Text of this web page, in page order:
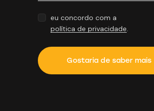
Gostaria de saber mais
eu concordo com a
política de privacidade.